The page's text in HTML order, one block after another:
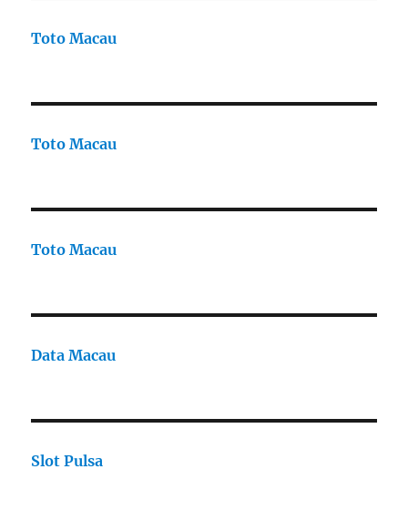
Toto Macau
Toto Macau
Toto Macau
Data Macau
Slot Pulsa